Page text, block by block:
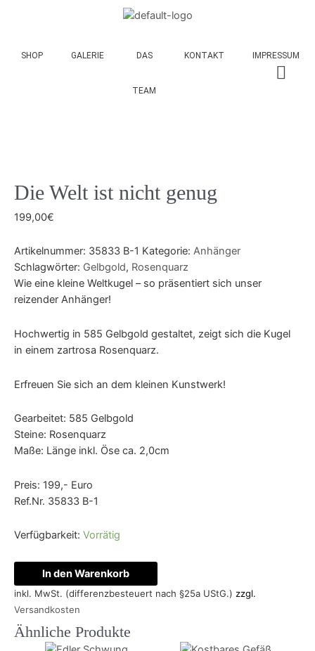
SHOP GALERIE DAS
TEAM
KONTAKT IMPRESSUM
Die Welt ist nicht genug
199,00€
Artikelnummer: 35833 B-1 Kategorie: Anhänger
Schlagwörter: Gelbgold, Rosenquarz
Wie eine kleine Weltkugel – so präsentiert sich unser
reizender Anhänger!
Hochwertig in 585 Gelbgold gestaltet, zeigt sich die Kugel
in einem zartrosa Rosenquarz.
Erfreuen Sie sich an dem kleinen Kunstwerk!
Gearbeitet: 585 Gelbgold
Steine: Rosenquarz
Maße: Länge inkl. Öse ca. 2,0cm
Preis: 199,- Euro
Ref.Nr. 35833 B-1
Verfügbarkeit: Vorrätig
In den Warenkorb
inkl. MwSt. (differenzbesteuert nach §25a UStG.) zzgl.
Versandkosten
Ähnliche Produkte